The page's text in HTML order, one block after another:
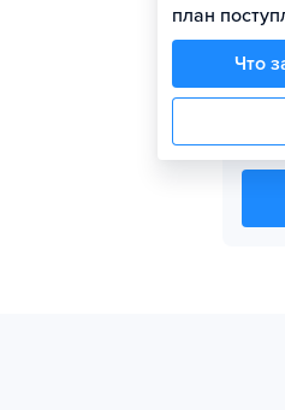
план
Что